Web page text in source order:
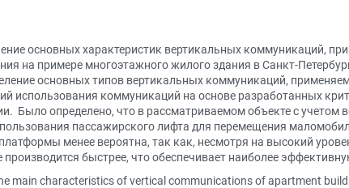
основных характеристик вертикальных коммуникаций,
на примере многоэтажного жилого здания в Санкт-
основных типов вертикальных коммуникаций,
использования коммуникаций на основе разработанных
Было определено, что в рассматриваемом объекте с учетом
пассажирского лифта для перемещения
менее вероятна, так как, несмотря на высокий
быстрее, что обеспечивает наиболее
main characteristics of vertical communications of apartment